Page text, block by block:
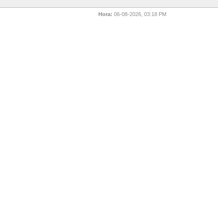
Hora: 06-08-2026, 03:18 PM